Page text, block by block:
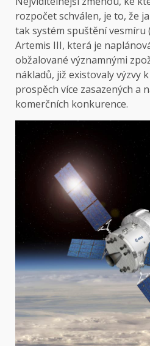
rozpočet schválen, je to, že
tak systém spuštění vesmíru
Artemis III, která je
obžalované významnými
nákladů, již existovaly výzvy
prospěch více zasazených a
komerčních konkurence.